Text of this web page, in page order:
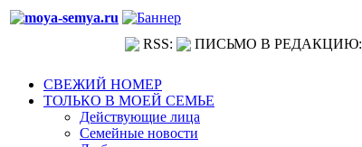
RSS: ПИСЬМО В РЕДАКЦИЮ:
СВЕЖИЙ НОМЕР
ТОЛЬКО В МОЕЙ СЕМЬЕ
Действующие лица
Семейные новости